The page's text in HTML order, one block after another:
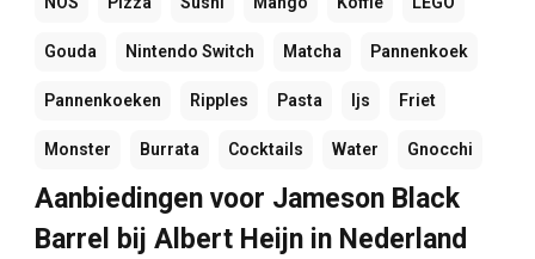
Gouda Nintendo Switch Matcha Pannenkoek
Pannenkoeken Ripples Pasta Ijs Friet
Monster Burrata Cocktails Water Gnocchi
Aanbiedingen voor Jameson Black
Barrel bij Albert Heijn in Nederland